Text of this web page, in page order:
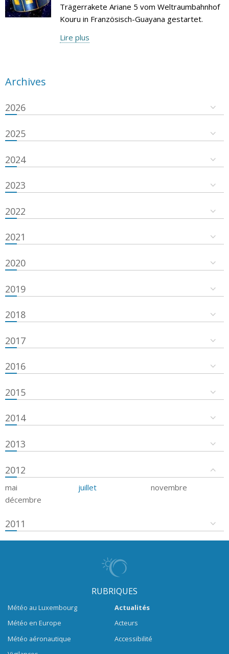
Trägerrakete Ariane 5 vom Weltraumbahnhof
Kouru in Französisch-Guayana gestartet.
Lire plus
Archives
2026
2025
2024
2023
2022
2021
2020
2019
2018
2017
2016
2015
2014
2013
2012
mai juillet
novembre
décembre
2011
RUBRIQUES
Météo au Luxembourg
Météo en Europe
Météo aéronautique
Actualités
Acteurs
Accessibilité